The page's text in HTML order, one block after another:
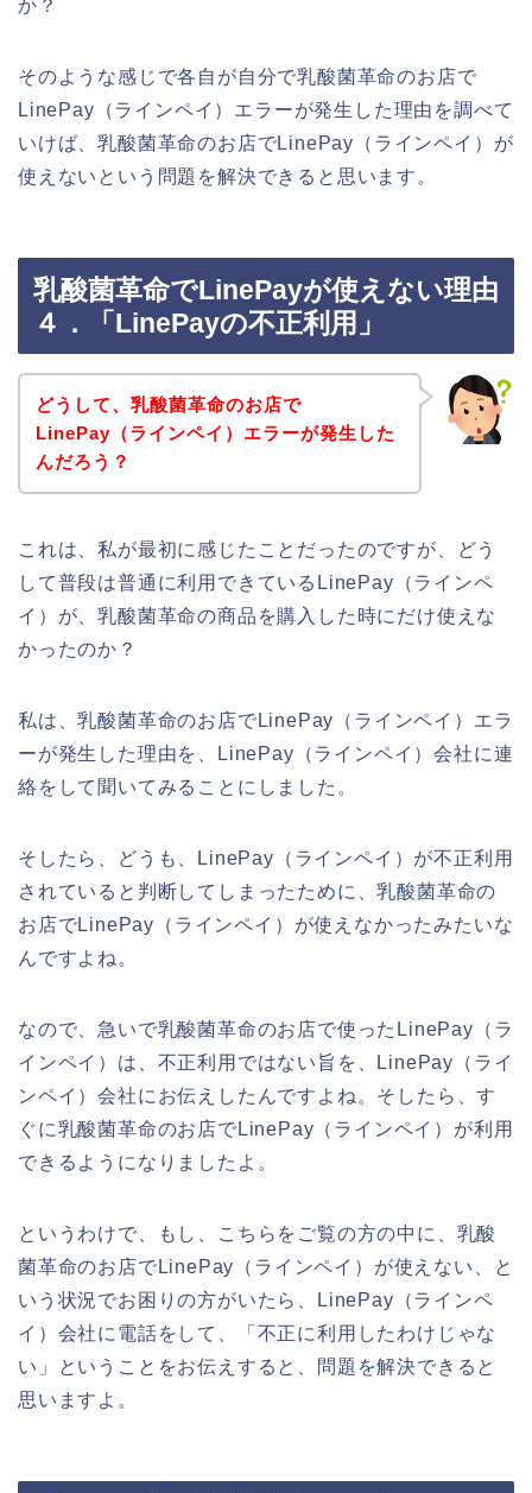
か？
そのような感じで各自が自分で乳酸菌革命のお店で
LinePay（ラインペイ）エラーが発生した理由を調べて
いけば、乳酸菌革命のお店でLinePay（ラインペイ）が
使えないという問題を解決できると思います。
乳酸菌革命でLinePayが使えない理由
４．「LinePayの不正利用」
どうして、乳酸菌革命のお店で
LinePay（ラインペイ）エラーが発生した
んだろう？
これは、私が最初に感じたことだったのですが、どう
して普段は普通に利用できているLinePay（ラインペ
イ）が、乳酸菌革命の商品を購入した時にだけ使えな
かったのか？
私は、乳酸菌革命のお店でLinePay（ラインペイ）エラ
ーが発生した理由を、LinePay（ラインペイ）会社に連
絡をして聞いてみることにしました。
そしたら、どうも、LinePay（ラインペイ）が不正利用
されていると判断してしまったために、乳酸菌革命の
お店でLinePay（ラインペイ）が使えなかったみたいな
んですよね。
なので、急いで乳酸菌革命のお店で使ったLinePay（ラ
インペイ）は、不正利用ではない旨を、LinePay（ライ
ンペイ）会社にお伝えしたんですよね。そしたら、す
ぐに乳酸菌革命のお店でLinePay（ラインペイ）が利用
できるようになりましたよ。
というわけで、もし、こちらをご覧の方の中に、乳酸
菌革命のお店でLinePay（ラインペイ）が使えない、と
いう状況でお困りの方がいたら、LinePay（ラインペ
イ）会社に電話をして、「不正に利用したわけじゃな
い」ということをお伝えすると、問題を解決できると
思いますよ。